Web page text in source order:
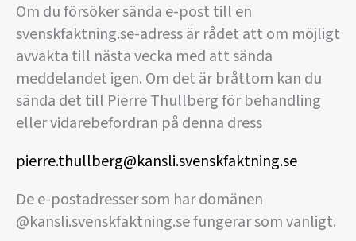
Om du försöker sända e-post till en
svenskfaktning.se-adress är rådet att om möjligt
avvakta till nästa vecka med att sända
meddelandet igen. Om det är bråttom kan du
sända det till Pierre Thullberg för behandling
eller vidarebefordran på denna dress
pierre.thullberg@kansli.svenskfaktning.se
De e-postadresser som har domänen
@kansli.svenskfaktning.se fungerar som vanligt.